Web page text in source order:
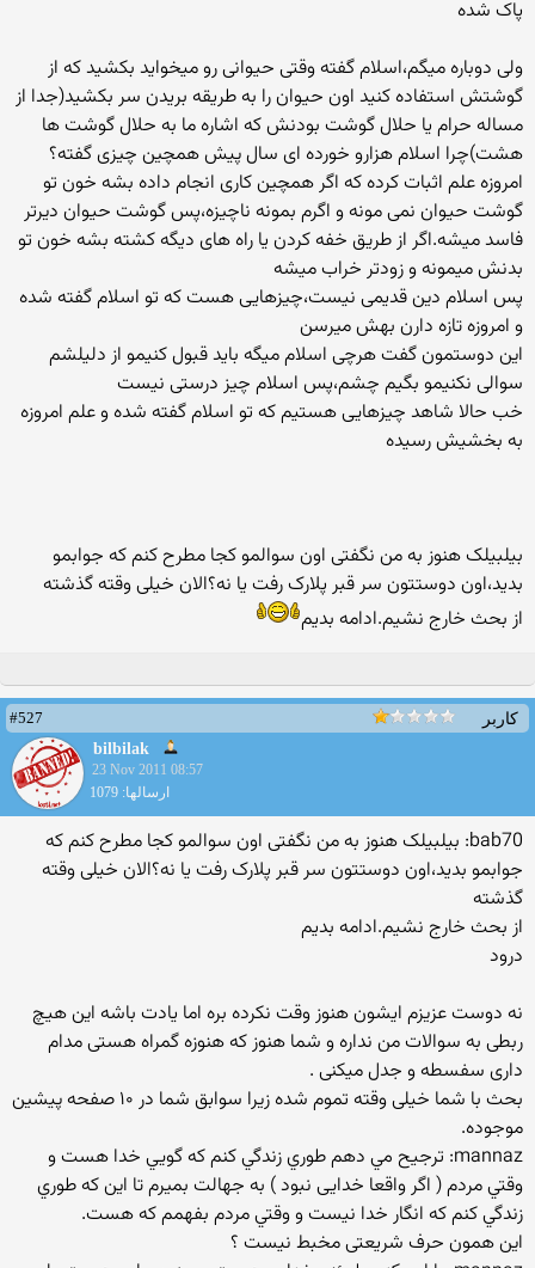
پاک شده
ولی دوباره میگم،اسلام گفته وقتی حیوانی رو میخواید بکشید که از
گوشتش استفاده کنید اون حیوان را به طریقه بریدن سر بکشید(جدا از
مساله حرام یا حلال گوشت بودنش که اشاره ما به حلال گوشت ها
هشت)چرا اسلام هزارو خورده ای سال پیش همچین چیزی گفته؟
امروزه علم اثبات کرده که اگر همچین کاری انجام داده بشه خون تو
گوشت حیوان نمی مونه و اگرم بمونه ناچیزه،پس گوشت حیوان دیرتر
فاسد میشه.اگر از طریق خفه کردن یا راه های دیگه کشته بشه خون تو
بدنش میمونه و زودتر خراب میشه
پس اسلام دین قدیمی نیست،چیزهایی هست که تو اسلام گفته شده
و امروزه تازه دارن بهش میرسن
این دوستمون گفت هرچی اسلام میگه باید قبول کنیمو از دلیلشم
سوالی نکنیمو بگیم چشم،پس اسلام چیز درستی نیست
خب حالا شاهد چیزهایی هستیم که تو اسلام گفته شده و علم امروزه
به بخشیش رسیده
بیلبیلک هنوز به من نگفتی اون سوالمو کجا مطرح کنم که جوابمو
بدید،اون دوستتون سر قبر پلارک رفت یا نه؟الان خیلی وقته گذشته
از بحث خارج نشیم.ادامه بدیم
کاربر
#527
bilbilak
23 Nov 2011 08:57
ارسالها: 1079
bab70: بیلبیلک هنوز به من نگفتی اون سوالمو کجا مطرح کنم که
جوابمو بدید،اون دوستتون سر قبر پلارک رفت یا نه؟الان خیلی وقته
گذشته
از بحث خارج نشیم.ادامه بدیم
درود
نه دوست عزیزم ایشون هنوز وقت نکرده بره اما یادت باشه این هیچ
ربطی به سوالات من نداره و شما هنوز که هنوزه گمراه هستی مدام
داری سفسطه و جدل میکنی .
بحث با شما خیلی وقته تموم شده زیرا سوابق شما در ۱۰ صفحه پیشین
موجوده.
mannaz: ترجيح مي دهم طوري زندگي كنم كه گويي خدا هست و
وقتي مردم ( اگر واقعا خدایی نبود ) به جهالت بمیرم تا اين كه طوري
زندگي كنم كه انگار خدا نيست و وقتي مردم بفهمم كه هست.
این همون حرف شریعتی مخبط نیست ؟